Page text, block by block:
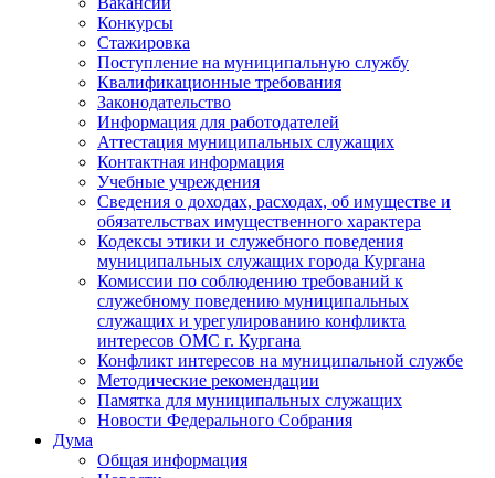
Конкурсы
Стажировка
Поступление на муниципальную службу
Квалификационные требования
Законодательство
Информация для работодателей
Аттестация муниципальных служащих
Контактная информация
Учебные учреждения
Сведения о доходах, расходах, об имуществе и
обязательствах имущественного характера
Кодексы этики и служебного поведения
муниципальных служащих города Кургана
Комиссии по соблюдению требований к
служебному поведению муниципальных
служащих и урегулированию конфликта
интересов ОМС г. Кургана
Конфликт интересов на муниципальной службе
Методические рекомендации
Памятка для муниципальных служащих
Новости Федерального Cобрания
Дума
Общая информация